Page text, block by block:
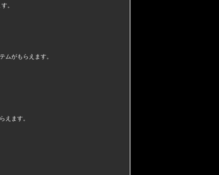
。
ムがもらえます。
えます。